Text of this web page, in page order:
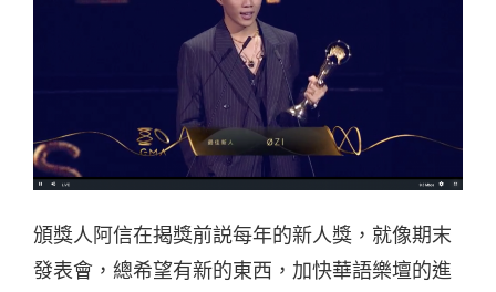
頒獎人阿信在揭獎前説每年的新人獎，就像期末
發表會，總希望有新的東西，加快華語樂壇的進